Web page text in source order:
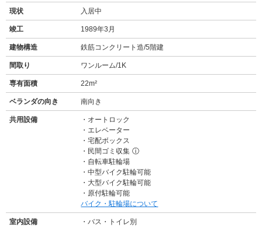
現状 入居中
竣工 1989年3月
建物構造 鉄筋コンクリート造/5階建
間取り ワンルーム/1K
専有面積 22m²
ベランダの向き 南向き
共用設備
オートロック
エレベーター
宅配ボックス
民間ゴミ収集 ⓘ
自転車駐輪場
中型バイク駐輪可能
大型バイク駐輪可能
原付駐輪可能
バイク・駐輪場について
室内設備
バス・トイレ別